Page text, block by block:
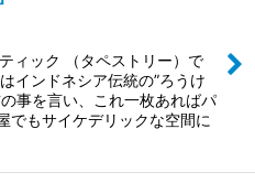
ィック （タペストリー）で
インドネシア伝統の”ろうけ
事を言い、これ一枚あればパ
でもサイケデリックな空間に